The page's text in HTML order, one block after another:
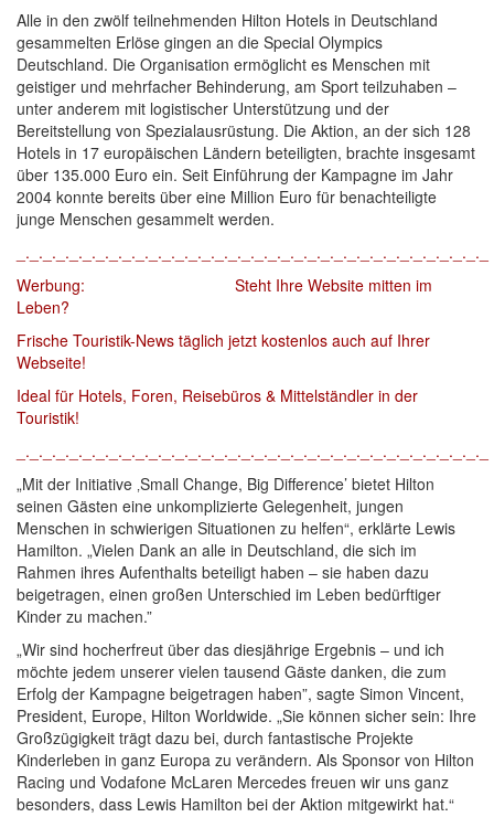
Alle in den zwölf teilnehmenden Hilton Hotels in Deutschland
gesammelten Erlöse gingen an die Special Olympics
Deutschland. Die Organisation ermöglicht es Menschen mit
geistiger und mehrfacher Behinderung, am Sport teilzuhaben –
unter anderem mit logistischer Unterstützung und der
Bereitstellung von Spezialausrüstung. Die Aktion, an der sich 128
Hotels in 17 europäischen Ländern beteiligten, brachte insgesamt
über 135.000 Euro ein. Seit Einführung der Kampagne im Jahr
2004 konnte bereits über eine Million Euro für benachteiligte
junge Menschen gesammelt werden.
_._._._._._._._._._._._._._._._._._._._._._._._._._._._._._._._._._._._
Werbung: Steht Ihre Website mitten im
Leben?
Frische Touristik-News täglich jetzt kostenlos auch auf Ihrer
Webseite!
Ideal für Hotels, Foren, Reisebüros & Mittelständler in der
Touristik!
_._._._._._._._._._._._._._._._._._._._._._._._._._._._._._._._._._._._
„Mit der Initiative ‚Small Change, Big Difference’ bietet Hilton
seinen Gästen eine unkomplizierte Gelegenheit, jungen
Menschen in schwierigen Situationen zu helfen“, erklärte Lewis
Hamilton. „Vielen Dank an alle in Deutschland, die sich im
Rahmen ihres Aufenthalts beteiligt haben – sie haben dazu
beigetragen, einen großen Unterschied im Leben bedürftiger
Kinder zu machen.”
„Wir sind hocherfreut über das diesjährige Ergebnis – und ich
möchte jedem unserer vielen tausend Gäste danken, die zum
Erfolg der Kampagne beigetragen haben”, sagte Simon Vincent,
President, Europe, Hilton Worldwide. „Sie können sicher sein: Ihre
Großzügigkeit trägt dazu bei, durch fantastische Projekte
Kinderleben in ganz Europa zu verändern. Als Sponsor von Hilton
Racing und Vodafone McLaren Mercedes freuen wir uns ganz
besonders, dass Lewis Hamilton bei der Aktion mitgewirkt hat.“